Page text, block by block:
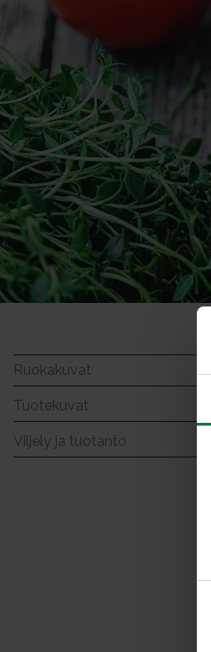
Ruokakuvat
Tuotekuvat
Viljely ja tuotanto